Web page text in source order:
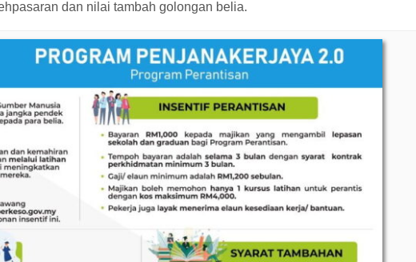
dan nilai tambah golongan belia.